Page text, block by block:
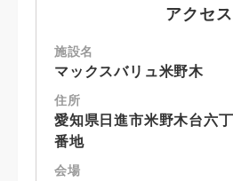
アクセス
施設名
マックスバリュ米野木
住所
愛知県日進市米野木台六
番地
会場